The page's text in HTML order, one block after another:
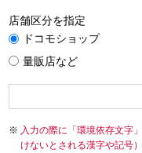
店舗区分を指定
ドコモショップ
量販店など
入力の際に「環境依存文字
けないとされる漢字や記号